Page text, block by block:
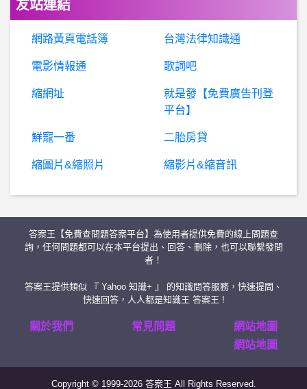
俄羅斯央行恢復允許個人購買外幣現金
龍族拼圖- 如何買兩隻大學長？ 如何買兩隻大學長？
全民打棒球 - BBO- BBO2通訊鎖無法接通
卡通頻道- 找一部大概十年前的動畫
個人電腦購買- Z590板這幾張該怎選
友站連結
網路黃頁電話簿 台灣法律知識通
電影情報通 歌詞吧
縮網址
就是發【免費廣告刊登
平台】
鮮寵一番 二胎房貸
縮圖片&縮照片 縮影片&縮音訊
答案王【免費查問題答案平台】為使用者提供免費的線上問題查
詢，任何問題都可以在本平台提出、回答、刪除，也可以聯繫發問
者！
答案王提供類似 『 Yahoo 知識+ 』 的知識問答服務，快速提問、
快速回答，人人都是知識王 答案王 !
關於我們 常見問題
網站地圖
網站地圖
Copyright © 1999-2026 答案王 All Rights Reserved.